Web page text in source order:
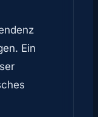
Ein